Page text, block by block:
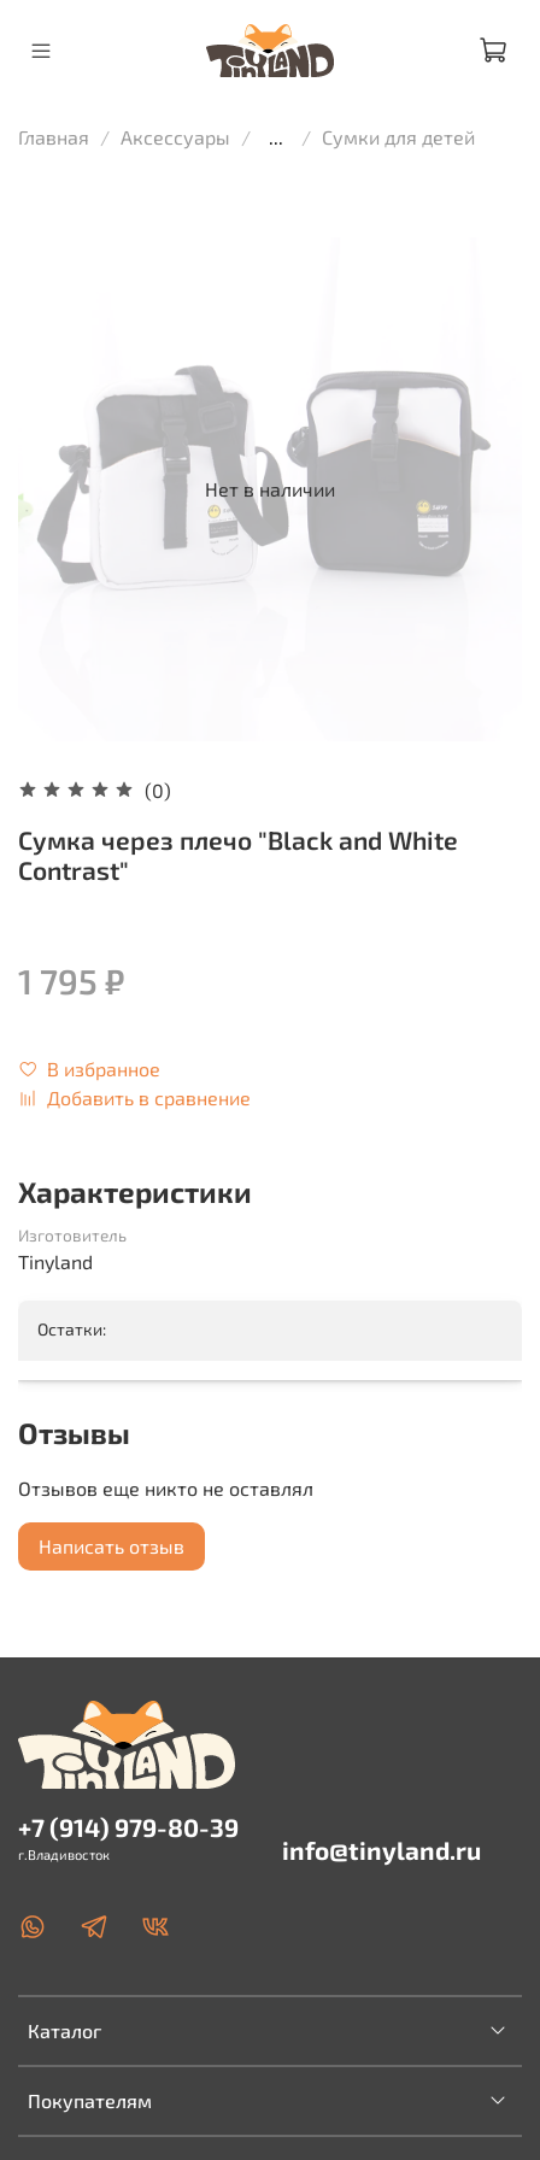
Главная Аксессуары Сумки для детей
Нет в наличии
(0)
Сумка через плечо "Black and White
Contrast"
1 795 ₽
В избранное
Добавить в сравнение
Характеристики
Изготовитель
Tinyland
Остатки:
Отзывы
Отзывов еще никто не оставлял
Написать отзыв
Каталог
Покупателям
+7 (914) 979-80-39
г.Владивосток info@tinyland.ru